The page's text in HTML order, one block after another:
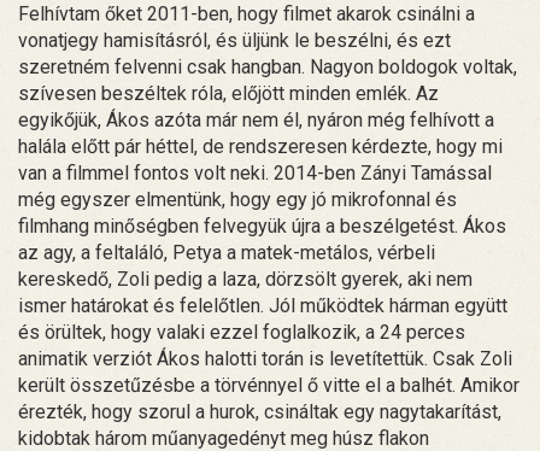
Felhívtam őket 2011-ben, hogy filmet akarok csinálni a
vonatjegy hamisításról, és üljünk le beszélni, és ezt
szeretném felvenni csak hangban. Nagyon boldogok voltak,
szívesen beszéltek róla, előjött minden emlék. Az
egyikőjük, Ákos azóta már nem él, nyáron még felhívott a
halála előtt pár héttel, de rendszeresen kérdezte, hogy mi
van a filmmel fontos volt neki. 2014-ben Zányi Tamással
még egyszer elmentünk, hogy egy jó mikrofonnal és
filmhang minőségben felvegyük újra a beszélgetést. Ákos
az agy, a feltaláló, Petya a matek-metálos, vérbeli
kereskedő, Zoli pedig a laza, dörzsölt gyerek, aki nem
ismer határokat és felelőtlen. Jól működtek hárman együtt
és örültek, hogy valaki ezzel foglalkozik, a 24 perces
animatik verziót Ákos halotti torán is levetítettük. Csak Zoli
került összetűzésbe a törvénnyel ő vitte el a balhét. Amikor
érezték, hogy szorul a hurok, csináltak egy nagytakarítást,
kidobtak három műanyagedényt meg húsz flakon